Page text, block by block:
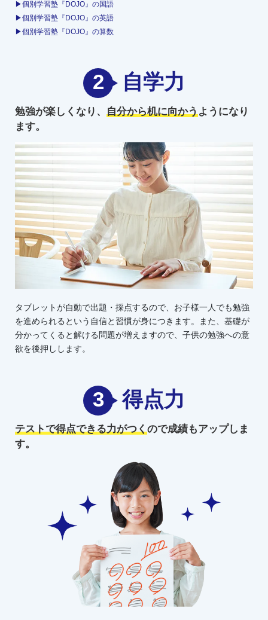
▶個別学習塾『DOJO』の国語
▶個別学習塾『DOJO』の英語
▶個別学習塾『DOJO』の算数
2 自学力
勉強が楽しくなり、 自分から机に向かうようになり
ます。
タブレットが自動で出題・採点するので、お子様一人でも勉強
を進められるという自信と習慣が身につきます。また、基礎が
分かってくると解ける問題が増えますので、子供の勉強への意
欲を後押しします。
3 得点力
テストで得点できる力がつくので成績もアップしま
す。